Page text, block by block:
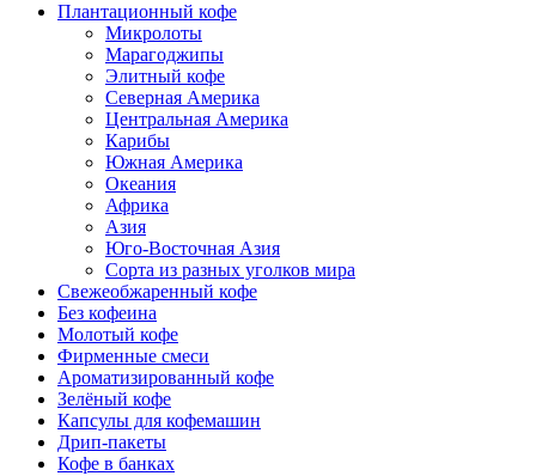
Плантационный кофе
Микролоты
Марагоджипы
Элитный кофе
Северная Америка
Центральная Америка
Карибы
Южная Америка
Океания
Африка
Азия
Юго-Восточная Азия
Сорта из разных уголков мира
Свежеобжаренный кофе
Без кофеина
Молотый кофе
Фирменные смеси
Ароматизированный кофе
Зелёный кофе
Капсулы для кофемашин
Дрип-пакеты
Кофе в банках